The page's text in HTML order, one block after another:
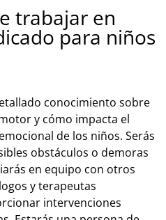
trabajar en
para niños
conocimiento sobre
y cómo impacta el
de los niños. Serás
obstáculos o demoras
en equipo con otros
y terapeutas
intervenciones